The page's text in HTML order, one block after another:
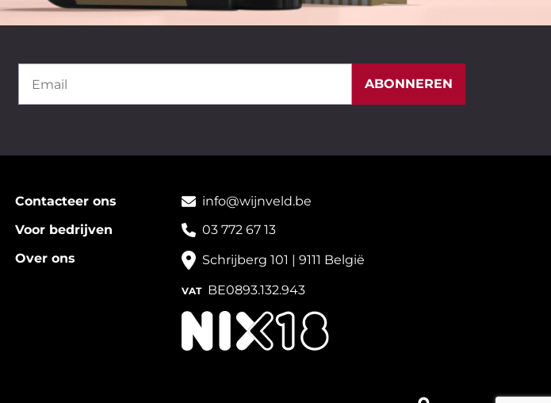
ABONNEREN
Contacteer ons
Voor bedrijven
Over ons
info@wijnveld.be
03 772 67 13
Schrijberg 101 | 9111 België
VAT BE0893.132.943